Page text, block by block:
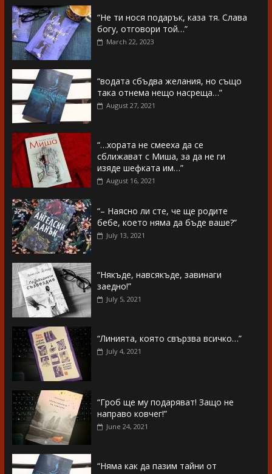
“Не ти нося подарък, каза тя. Слава
богу, отговори той…”
March 22, 2023
“водата сбъдва желания, но също
така отнема нещо насреща…”
August 27, 2021
“…хората не смееха да се
сближават с Миша, за да не ги
изяде шефката им…”
August 16, 2021
“– Наясно ли сте, че ще родите
бебе, което няма да бъде ваше?”
July 13, 2021
“Някъде, навсякъде, завинаги
заедно!”
July 5, 2021
“Линията, която свързва всичко…”
July 4, 2021
“Гроб ще му подаряват! Защо не
направо ковчег!”
June 24, 2021
“Няма как да пазим тайни от